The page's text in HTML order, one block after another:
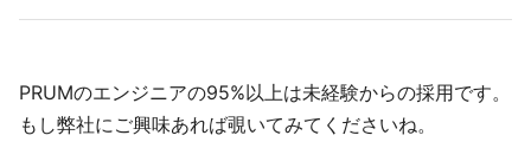
PRUMのエンジニアの95%以上は未経験からの採用です。
もし弊社にご興味あれば覗いてみてくださいね。